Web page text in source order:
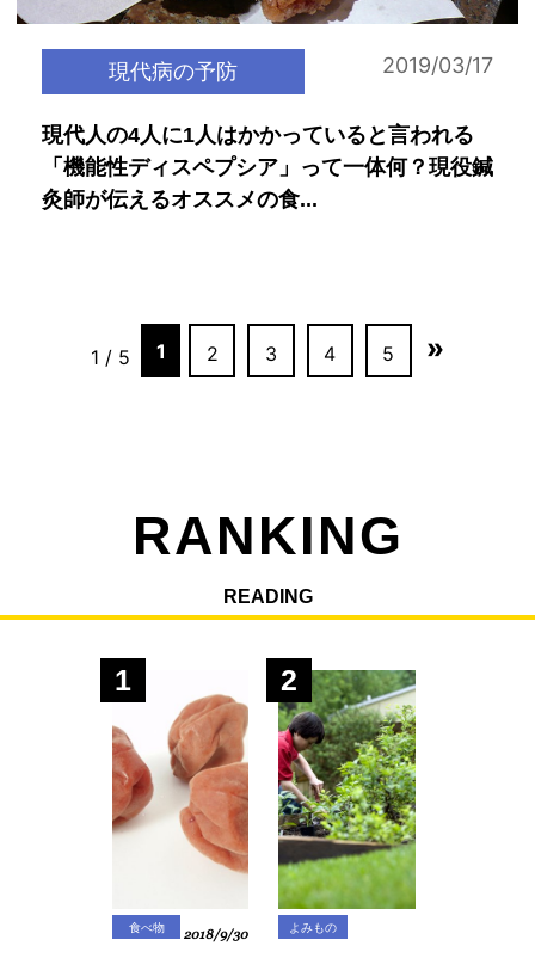
現代病の予防 2019/03/17
現代人の4人に1人はかかっていると言われる
「機能性ディスペプシア」って一体何？現役鍼
灸師が伝えるオススメの食...
1 / 5 1 2 3 4 5 »
RANKING
READING
1
食べ物 2018/9/30
2
よみもの